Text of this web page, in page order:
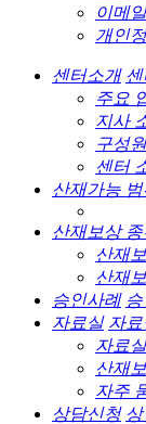
이메
개인
센터소개
주요
지사
구성
센터
산재가능
산재보상 종
산재
산재
승인사례
자료실 자
자료실
산재
자주
상담신청